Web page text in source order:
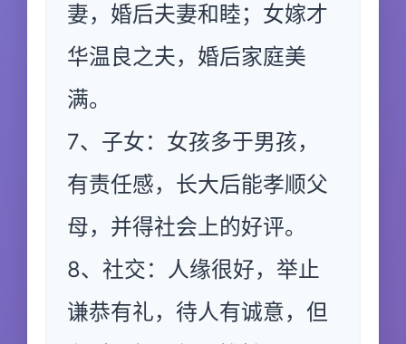
妻，婚后夫妻和睦；女嫁才
华温良之夫，婚后家庭美
满。
7、子女：女孩多于男孩，
有责任感，长大后能孝顺父
母，并得社会上的好评。
8、社交：人缘很好，举止
谦恭有礼，待人有诚意，但